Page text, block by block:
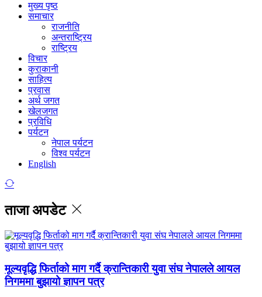
मुख्य पृष्ठ
समाचार
राजनीति
अन्तराष्ट्रिय
राष्ट्रिय
विचार
कुराकानी
साहित्य
प्रवास
अर्थ जगत
खेलजगत
प्रविधि
पर्यटन
नेपाल पर्यटन
विश्व पर्यटन
English
ताजा अपडेट
मूल्यवृद्धि फिर्ताको माग गर्दै क्रान्तिकारी युवा संघ नेपालले आयल
निगममा बुझायो ज्ञापन पत्र